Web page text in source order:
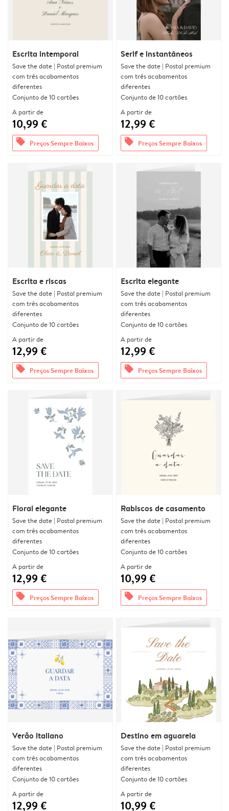
Escrita intemporal
Save the date | Postal premium
com três acabamentos
diferentes
Conjunto de 10 cartões
A partir de
10,99 €
offers Preços Sempre Baixos
Serif e instantâneos
Save the date | Postal premium
com três acabamentos
diferentes
Conjunto de 10 cartões
A partir de
12,99 €
offers Preços Sempre Baixos
Escrita e riscas
Save the date | Postal premium
com três acabamentos
diferentes
Conjunto de 10 cartões
A partir de
12,99 €
offers Preços Sempre Baixos
Escrita elegante
Save the date | Postal premium
com três acabamentos
diferentes
Conjunto de 10 cartões
A partir de
12,99 €
offers Preços Sempre Baixos
Floral elegante
Save the date | Postal premium
com três acabamentos
diferentes
Conjunto de 10 cartões
A partir de
12,99 €
offers Preços Sempre Baixos
Rabiscos de casamento
Save the date | Postal premium
com três acabamentos
diferentes
Conjunto de 10 cartões
A partir de
10,99 €
offers Preços Sempre Baixos
Verão italiano
Save the date | Postal premium
com três acabamentos
diferentes
Conjunto de 10 cartões
A partir de
12,99 €
Destino em aguarela
Save the date | Postal premium
com três acabamentos
diferentes
Conjunto de 10 cartões
A partir de
10,99 €